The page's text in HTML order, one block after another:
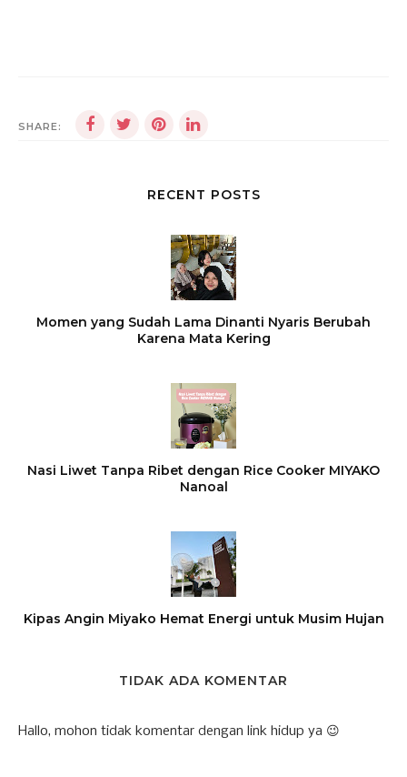
SHARE:
RECENT POSTS
Momen yang Sudah Lama Dinanti Nyaris Berubah
Karena Mata Kering
Nasi Liwet Tanpa Ribet dengan Rice Cooker MIYAKO
Nanoal
Kipas Angin Miyako Hemat Energi untuk Musim Hujan
TIDAK ADA KOMENTAR
Hallo, mohon tidak komentar dengan link hidup ya 😉